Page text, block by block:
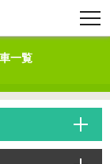
一覧